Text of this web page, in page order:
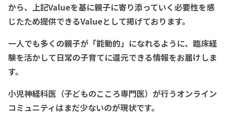
から、上記Valueを基に親子に寄り添っていく必要性を感
じたため提供できるValueとして掲げております。
一人でも多くの親子が「能動的」になれるように、臨床経
験を活かして日常の子育てに還元できる情報をお届けしま
す。
小児神経科医（子どものこころ専門医）が行うオンライン
コミュニティはまだ少ないのが現状です。